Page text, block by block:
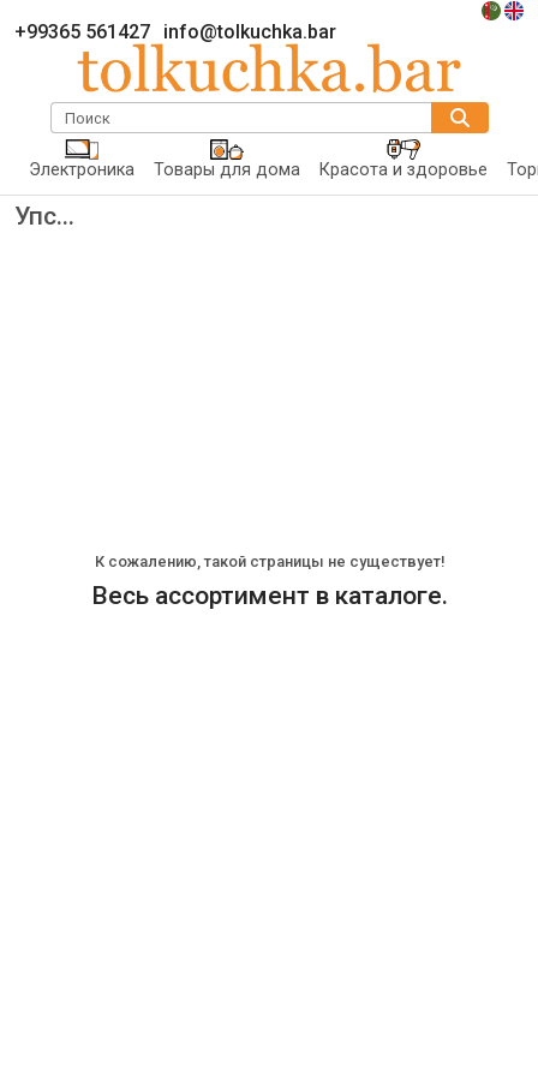
+99365 561427 info@tolkuchka.bar
Поиск
Электроника Товары для дома Красота и здоровье
Упс...
К сожалению, такой страницы не существует!
Весь ассортимент в каталоге.